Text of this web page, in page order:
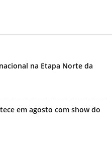
na Etapa Norte da
em agosto com show do